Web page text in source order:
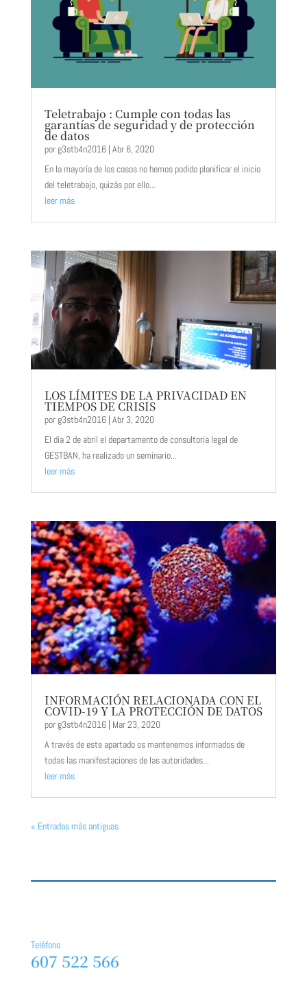
Teletrabajo : Cumple con todas las
garantías de seguridad y de protección
de datos
por g3stb4n2016| Abr 6, 2020
En la mayoría de los casos no hemos podido planificar el inicio
del teletrabajo, quizás por ello...
leer más
LOS LÍMITES DE LA PRIVACIDAD EN
TIEMPOS DE CRISIS
por g3stb4n2016| Abr 3, 2020
El día 2 de abril el departamento de consultoria legal de
GESTBAN, ha realizado un seminario...
leer más
INFORMACIÓN RELACIONADA CON EL
COVID-19 Y LA PROTECCIÓN DE DATOS
por g3stb4n2016| Mar 23, 2020
A través de este apartado os mantenemos informados de
todas las manifestaciones de las autoridades...
leer más
« Entradas más antiguas
Teléfono
607 522 566